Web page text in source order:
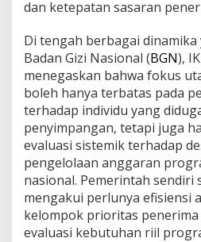
dan ketepatan sasaran
Di tengah berbagai
Badan Gizi Nasional (BGN),
menegaskan bahwa fokus
boleh hanya terbatas pada
terhadap individu yang
penyimpangan, tetapi juga
evaluasi sistemik terhadap
pengelolaan anggaran
nasional. Pemerintah sendiri
mengakui perlunya efisiensi
kelompok prioritas
evaluasi kebutuhan riil